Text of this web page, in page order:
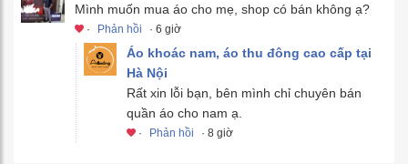
Mình muốn mua áo cho mẹ, shop có bán không ạ?
· Phản hồi · 6 giờ
Áo khoác nam, áo thu đông cao cấp tại
Hà Nội
Rất xin lỗi bạn, bên mình chỉ chuyên bán
quần áo cho nam ạ.
· Phản hồi · 8 giờ